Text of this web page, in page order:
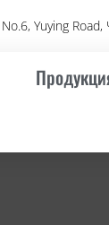
No.6, Yuying